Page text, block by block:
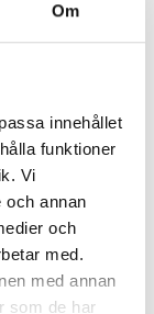
Om
innehållet
funktioner
Vi
och annan
och
med.
med annan
som de har